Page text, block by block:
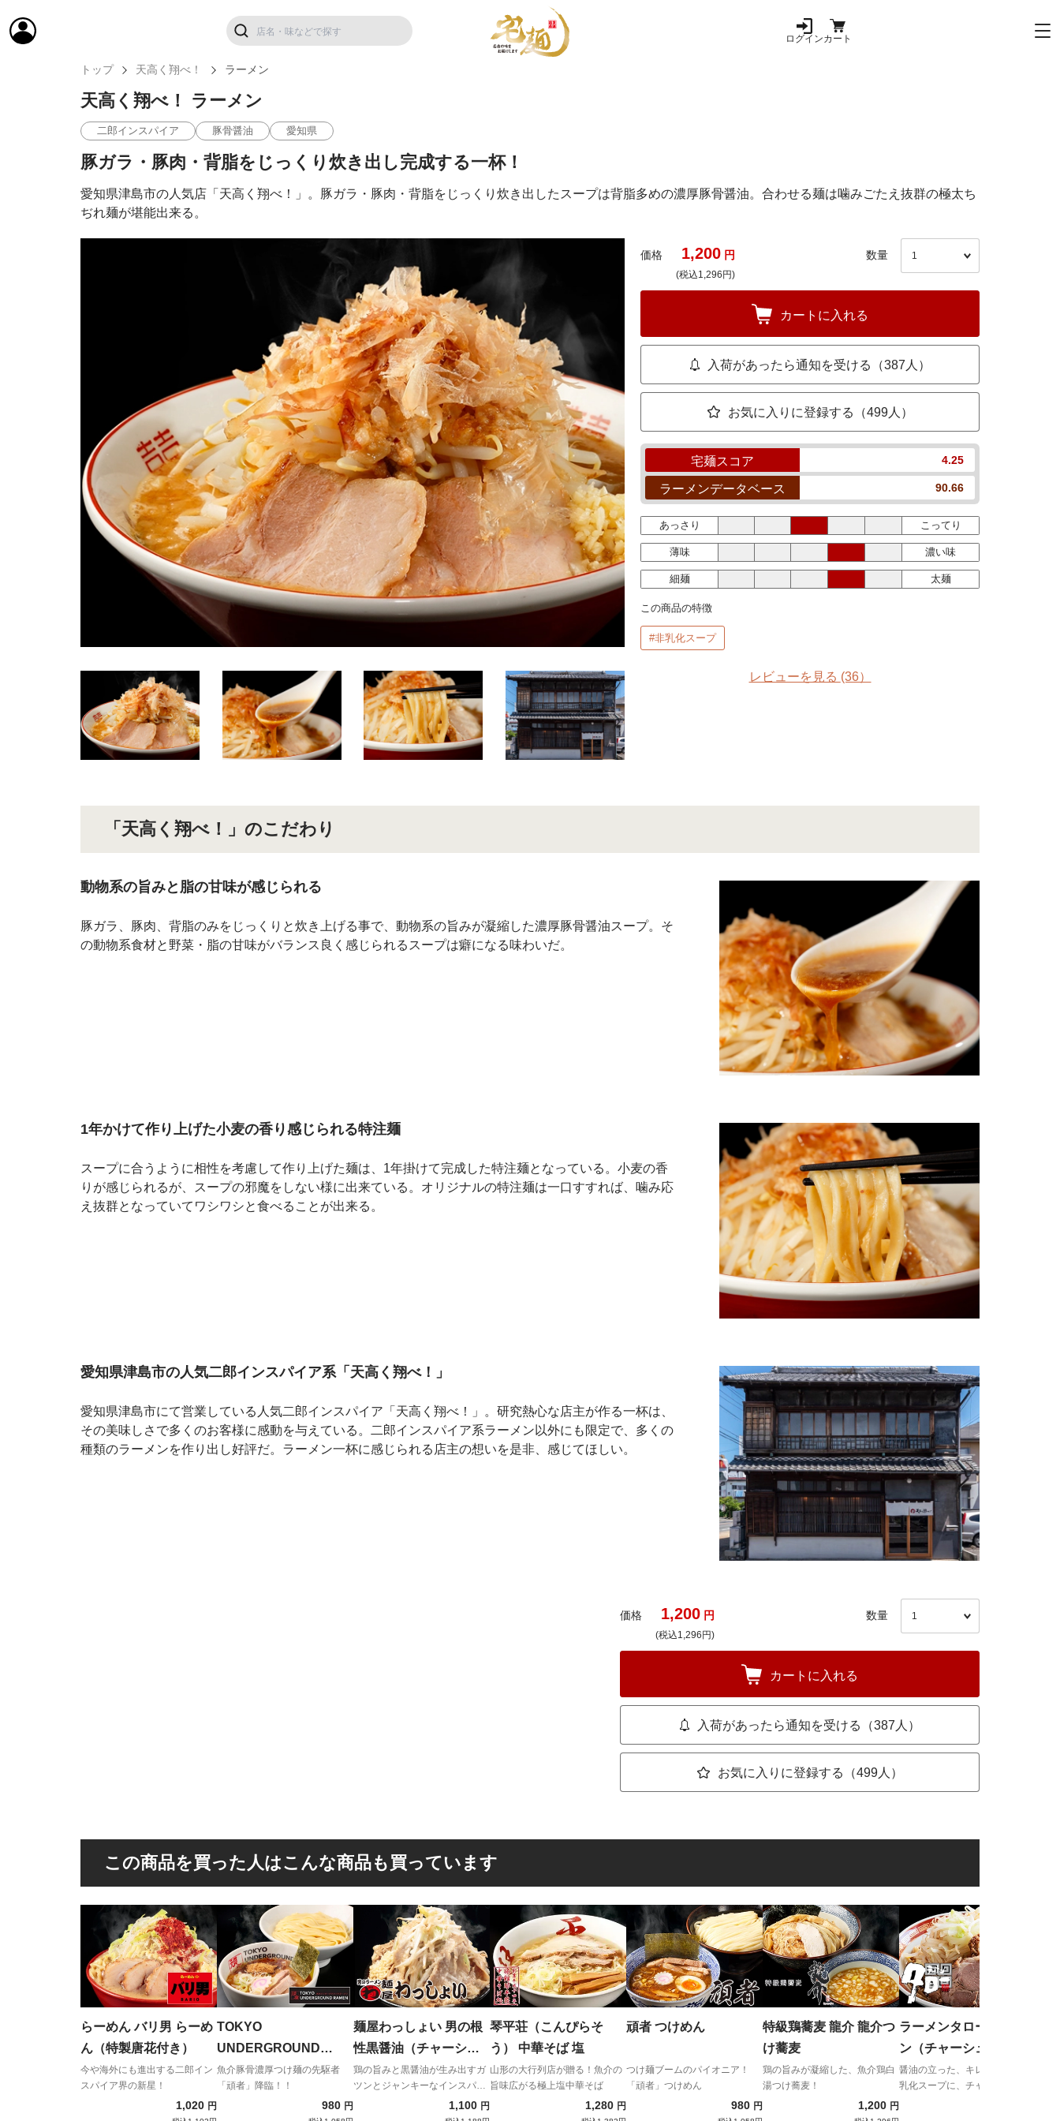
ログインカート
トップ 天高く翔べ！ ラーメン
天高く翔べ！ ラーメン
二郎インスパイア 豚骨醤油 愛知県
豚ガラ・豚肉・背脂をじっくり炊き出し完成する一杯！
愛知県津島市の人気店「天高く翔べ！」。豚ガラ・豚肉・背脂をじっくり炊き出したスープは背脂多めの濃厚豚骨醤油。合わせる麺は噛みごたえ抜群の極太ち
ぢれ麺が堪能出来る。
価格 1,200 円
(税込1,296円)
数量
カートに入れる
入荷があったら通知を受ける（387人）
お気に入りに登録する（499人）
宅麺スコア 4.25
ラーメンデータベース 90.66
あっさり こってり
薄味 濃い味
細麺 太麺
この商品の特徴
#非乳化スープ
レビューを見る (36）
「天高く翔べ！」のこだわり
動物系の旨みと脂の甘味が感じられる
豚ガラ、豚肉、背脂のみをじっくりと炊き上げる事で、動物系の旨みが凝縮した濃厚豚骨醤油スープ。そ
の動物系食材と野菜・脂の甘味がバランス良く感じられるスープは癖になる味わいだ。
1年かけて作り上げた小麦の香り感じられる特注麺
スープに合うように相性を考慮して作り上げた麺は、1年掛けて完成した特注麺となっている。小麦の香
りが感じられるが、スープの邪魔をしない様に出来ている。オリジナルの特注麺は一口すすれば、噛み応
え抜群となっていてワシワシと食べることが出来る。
愛知県津島市の人気二郎インスパイア系「天高く翔べ！」
愛知県津島市にて営業している人気二郎インスパイア「天高く翔べ！」。研究熱心な店主が作る一杯は、
その美味しさで多くのお客様に感動を与えている。二郎インスパイア系ラーメン以外にも限定で、多くの
種類のラーメンを作り出し好評だ。ラーメン一杯に感じられる店主の想いを是非、感じてほしい。
価格 1,200 円
(税込1,296円)
数量
カートに入れる
入荷があったら通知を受ける（387人）
お気に入りに登録する（499人）
この商品を買った人はこんな商品も買っています
らーめん バリ男 らーめ
ん（特製唐花付き）
今や海外にも進出する二郎イン
スパイア界の新星！
1,020 円
TOKYO
UNDERGROUND
RAMEN 頑者 つけめん
（濃厚）
魚介豚骨濃厚つけ麺の先駆者
「頑者」降臨！！
980 円
麺屋わっしょい 男の根
性黒醤油（チャーシュ
ー付き）
鶏の旨みと黒醤油が生み出すガ
ツンとジャンキーなインスパイ
1,100 円
琴平荘（こんぴらそ
う） 中華そば 塩
山形の大行列店が贈る！魚介の
旨味広がる極上塩中華そば
1,280 円
頑者 つけめん
つけ麺ブームのパイオニア！
「頑者」つけめん
980 円
特級鶏蕎麦 龍介 龍介つ
け蕎麦
鶏の旨みが凝縮した、魚介鶏白
湯つけ蕎麦！
1,200 円
ラーメンタロー ラーメ
ン（チャーシュー2枚入
り）
醤油の立った、キレが自慢の非
乳化スープに、チャーシュー2